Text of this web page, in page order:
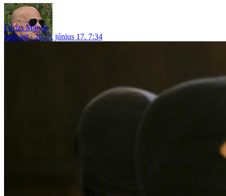
Fórizs Mátyás
podcast
2023. június 17. 7:34